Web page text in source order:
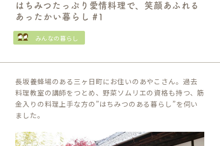
はちみつたっぷり愛情料理で、笑顔あふれる
あったかい暮らし #1
みんなの暮らし
長坂養蜂場のある三ヶ日町にお住いのあやこさん。過去
料理教室の講師をつとめ、野菜ソムリエの資格も持つ、筋
金入りの料理上手な方の”はちみつのある暮らし”を伺い
ました。